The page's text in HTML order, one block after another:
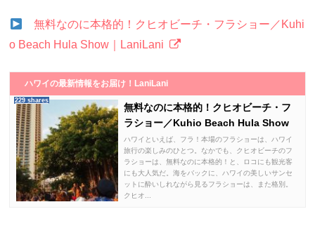
無料なのに本格的！クヒオビーチ・フラショー／Kuhi
o Beach Hula Show｜LaniLani
ハワイの最新情報をお届け！LaniLani
229 shares
無料なのに本格的！クヒオビーチ・フ
ラショー／Kuhio Beach Hula Show
ハワイといえば、フラ！本場のフラショーは、ハワイ
旅行の楽しみのひとつ。なかでも、クヒオビーチのフ
ラショーは、無料なのに本格的！と、ロコにも観光客
にも大人気だ。海をバックに、ハワイの美しいサンセ
ットに酔いしれながら見るフラショーは、また格別。
クヒオ...